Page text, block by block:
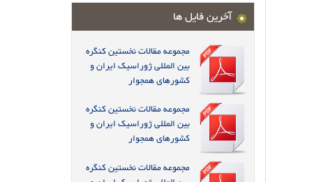
آخرین فایل ها
مجموعه مقالات نخستین کنگره
بین المللی ژوراسیک ایران و
کشورهای همجوار
مجموعه مقالات نخستین کنگره
بین المللی ژوراسیک ایران و
کشورهای همجوار
مجموعه مقالات نخستین کنگره